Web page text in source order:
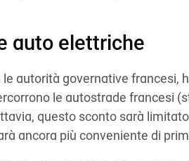
auto elettriche
autorità governative francesi,
le autostrade francesi
questo sconto sarà
ancora più conveniente di